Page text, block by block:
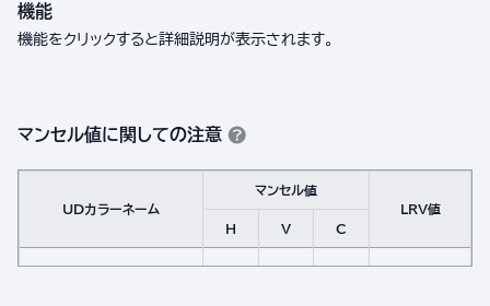
機能
機能をクリックすると詳細説明が表示されます。
マンセル値に関しての注意
UDカラーネーム
マンセル値
LRV値
H
V C